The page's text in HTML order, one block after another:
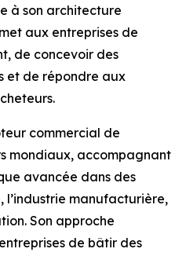
à son architecture
aux entreprises de
de concevoir des
et de répondre aux
commercial de
mondiaux, accompagnant
avancée dans des
l’industrie manufacturière,
Son approche
de bâtir des